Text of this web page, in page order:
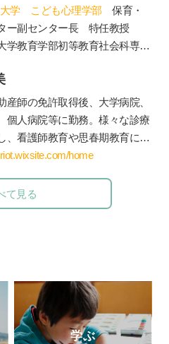
safekidsjapan.org/
学 こども心理学部 保育・
ー副センター長 特任教授
学教育学部初等教育社会科専攻
を経て現職。大学では、管理職
験を活かし、教員を目指す学生
を担当されています。著書に
応12か月」(小学館)。”
産師の免許取得後、大学病院、
個人病院等に勤務。様々な診療
、看護師教育や思春期教育にも
年海外協力隊として海外に赴任
親御さん方へのアドバイスを充
と思い、保育士・公認心理師の
婦さんや産後の方向けに、オン
ビス中心のエミリオット助産院
home
て見る
学ぶ